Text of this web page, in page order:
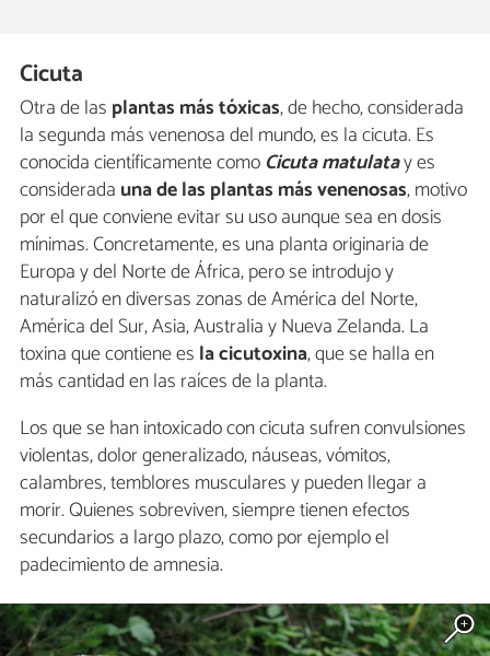
Cicuta
Otra de las plantas más tóxicas, de hecho, considerada
la segunda más venenosa del mundo, es la cicuta. Es
conocida científicamente como Cicuta matulatay es
considerada una de las plantas más venenosas, motivo
por el que conviene evitar su uso aunque sea en dosis
mínimas. Concretamente, es una planta originaria de
Europa y del Norte de África, pero se introdujo y
naturalizó en diversas zonas de América del Norte,
América del Sur, Asia, Australia y Nueva Zelanda. La
toxina que contiene es la cicutoxina, que se halla en
más cantidad en las raíces de la planta.
Los que se han intoxicado con cicuta sufren convulsiones
violentas, dolor generalizado, náuseas, vómitos,
calambres, temblores musculares y pueden llegar a
morir. Quienes sobreviven, siempre tienen efectos
secundarios a largo plazo, como por ejemplo el
padecimiento de amnesia.